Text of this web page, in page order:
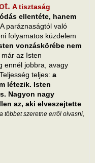
A tisztaság
ellentéte, hanem
. A paráznaságtól való
folyamatos küzdelem
vonzáskörébe nem
az Isten
ennél jobbra, avagy
teljes: a
létezik. Isten
Nagyon nagy
az, aki elveszejtette
többet szeretne erről olvasni,